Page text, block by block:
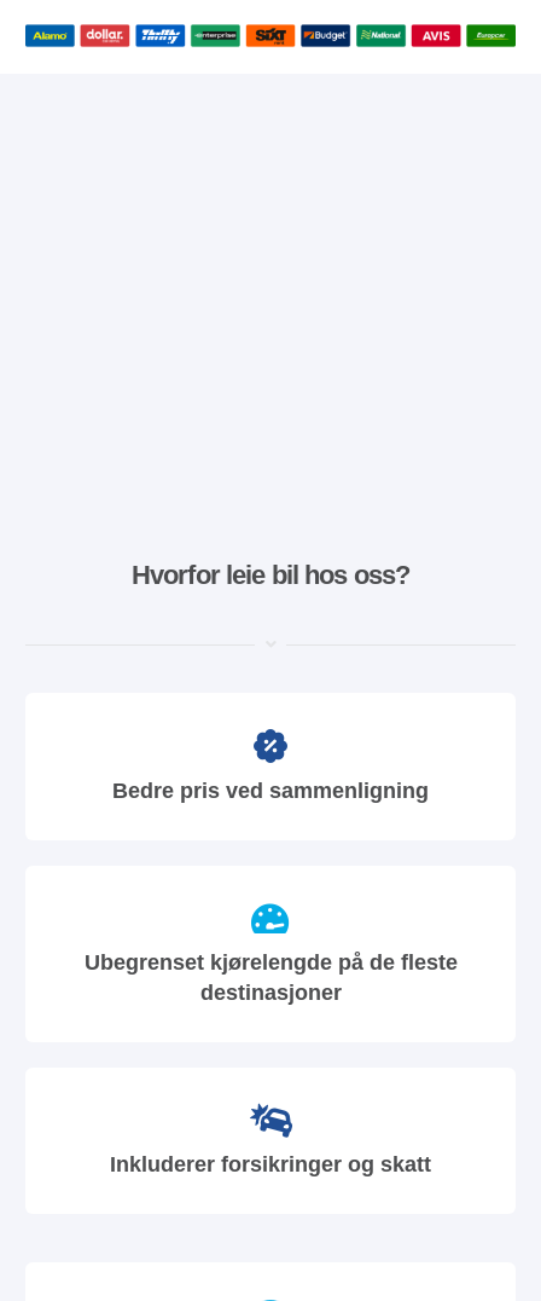
Hvorfor leie bil hos oss?
Bedre pris ved sammenligning
Ubegrenset kjørelengde på de fleste
destinasjoner
Inkluderer forsikringer og skatt